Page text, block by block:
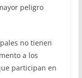
peligro
no tienen
a los
participan en